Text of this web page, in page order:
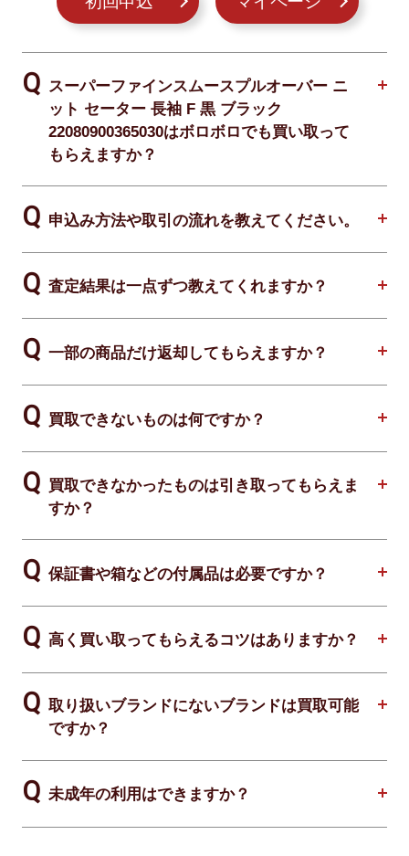
スーパーファインスムースプルオーバー ニ
ット セーター 長袖 F 黒 ブラック
22080900365030はボロボロでも買い取って
もらえますか？
申込み方法や取引の流れを教えてください。
査定結果は一点ずつ教えてくれますか？
一部の商品だけ返却してもらえますか？
買取できないものは何ですか？
買取できなかったものは引き取ってもらえま
すか？
保証書や箱などの付属品は必要ですか？
高く買い取ってもらえるコツはありますか？
取り扱いブランドにないブランドは買取可能
ですか？
未成年の利用はできますか？